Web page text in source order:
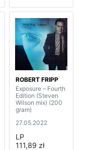
ROBERT FRIPP
Exposure – Fourth
Edition (Steven
Wilson mix) (200
gram)
27.05.2022
LP
111,89 zł